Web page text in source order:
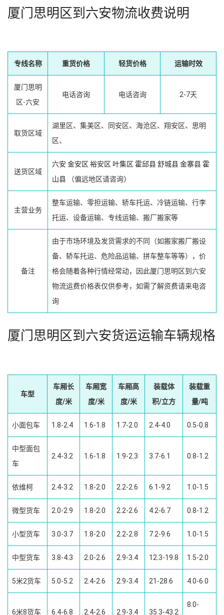
厦门思明区到六安物流收费说明
专线名称 重货价格 轻货价格 运输时效
厦门思明
区-六安
电话咨询 电话咨询 2-7天
取货区域
湖里区、集美区、同安区、海沧区、翔安区、思明
区、
送货区域
六安 金安区 裕安区 叶集区 霍邱县舒城县金寨县 霍
山县 （偏远地区请咨询）
主营业务
整车运输、零担运输、轿车托运、冷链运输、行李
托运、设备运输、专线运输、搬厂搬家等
备注
由于市场环境及发货需求的不同（如搬家搬厂搬设
备、轿车托运、危险品运输、拼车整车等等），价
格会随着各种行情经常动，因此厦门思明区到六安
物流运费价格表仅供参考，如需了解资费请来电咨
询
厦门思明区到六安货运运输车辆规格
车型
车厢长
度/米
车厢宽
度/米
车厢高
度/米
装载体
积/立方
装载重
量/吨
小面包车 1.8-2.4 1.6-1.8 1.7-2.0 2.4-4.0 0.5-0.8
中型面包
车
2.4-3.2 1.6-1.8 1.9-2.3 3.7-6.1 0.8-1.2
依维柯 2.4-3.2 1.8-2.0 2.2-2.6 6.1-9.2 1.0-1.5
微型货车 2.0-2.9 1.8-2.0 2.2-2.6 4.2-6.7 0.8-1.2
小型货车 3.0-3.7 1.8-2.0 2.2-2.8 7.2-9.6 1.0-1.5
中型货车 3.8-4.3 2.0-2.6 2.9-3.4 12.3-19.8 1.5-2.0
5米2货车 5.0-5.2 2.4-2.6 2.9-3.4 21-28.6 4.0-6.0
6米8货车 6.4-6.8 2.4-2.6 2.9-3.4 35.3-43.2
8.0-